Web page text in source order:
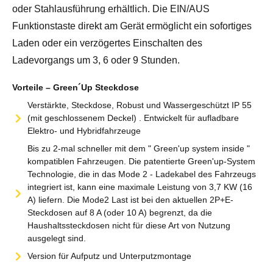
oder Stahlausführung erhältlich. Die EIN/AUS
Funktionstaste direkt am Gerät ermöglicht ein sofortiges
Laden oder ein verzögertes Einschalten des
Ladevorgangs um 3, 6 oder 9 Stunden.
Vorteile – Green´Up Steckdose
Verstärkte, Steckdose, Robust und Wassergeschützt IP 55
(mit geschlossenem Deckel) . Entwickelt für aufladbare
Elektro- und Hybridfahrzeuge
Bis zu 2-mal schneller mit dem " Green'up system inside "
kompatiblen Fahrzeugen. Die patentierte Green'up-System
Technologie, die in das Mode 2 - Ladekabel des Fahrzeugs
integriert ist, kann eine maximale Leistung von 3,7 KW (16
A) liefern. Die Mode2 Last ist bei den aktuellen 2P+E-
Steckdosen auf 8 A (oder 10 A) begrenzt, da die
Haushaltssteckdosen nicht für diese Art von Nutzung
ausgelegt sind.
Version für Aufputz und Unterputzmontage